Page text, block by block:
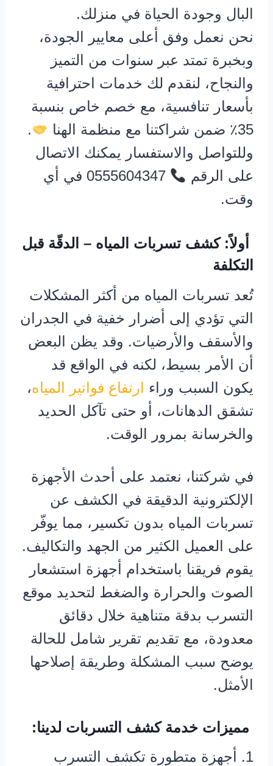
البال وجودة الحياة في منزلك.
نحن نعمل وفق أعلى معايير الجودة،
وبخبرة تمتد عبر سنوات من التميز
والنجاح، لنقدم لك خدمات احترافية
بأسعار تنافسية، مع خصم خاص بنسبة
35٪ ضمن شراكتنا مع منظمة الهنا
.
وللتواصل والاستفسار يمكنك الاتصال
على الرقم
0555604347 في أي
وقت.
أولاً: كشف تسربات المياه – الدقّة قبل
التكلفة
تُعد تسربات المياه من أكثر المشكلات
التي تؤدي إلى أضرار خفية في الجدران
والأسقف والأرضيات. وقد يظن البعض
أن الأمر بسيط، لكنه في الواقع قد
يكون السبب وراء
ارتفاع فواتير المياه،
تشقق الدهانات، أو حتى تآكل الحديد
والخرسانة بمرور الوقت.
في شركتنا، نعتمد على أحدث الأجهزة
الإلكترونية الدقيقة في الكشف عن
تسربات المياه بدون تكسير، مما يوفّر
على العميل الكثير من الجهد والتكاليف.
يقوم فريقنا باستخدام أجهزة استشعار
الصوت والحرارة والضغط لتحديد موقع
التسرب بدقة متناهية خلال دقائق
معدودة، مع تقديم تقرير شامل للحالة
يوضح سبب المشكلة وطريقة إصلاحها
الأمثل.
مميزات خدمة كشف التسربات لدينا:
1. أجهزة متطورة تكشف التسرب